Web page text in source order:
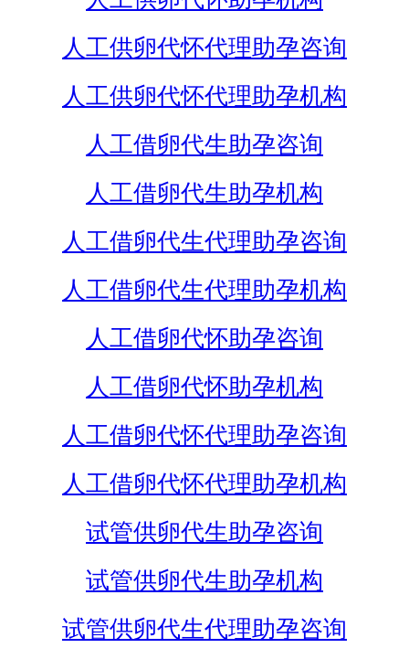
人工供卵代怀代理助孕咨询
人工供卵代怀代理助孕机构
人工借卵代生助孕咨询
人工借卵代生助孕机构
人工借卵代生代理助孕咨询
人工借卵代生代理助孕机构
人工借卵代怀助孕咨询
人工借卵代怀助孕机构
人工借卵代怀代理助孕咨询
人工借卵代怀代理助孕机构
试管供卵代生助孕咨询
试管供卵代生助孕机构
试管供卵代生代理助孕咨询